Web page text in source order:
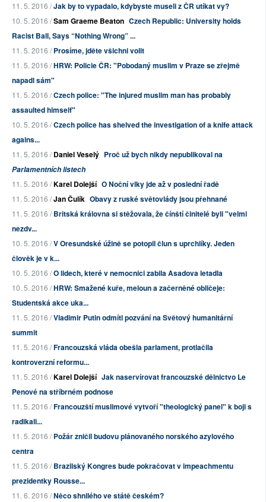
11. 5. 2016 /Jak by to vypadalo, kdybyste museli z ČR utíkat vy?
10. 5. 2016 /Sam Graeme Beaton Czech Republic: University holds
Racist Ball, Says “Nothing Wrong” ...
11. 5. 2016 /Prosíme, jděte všichni volit
11. 5. 2016 /HRW: Policie ČR: "Pobodaný muslim v Praze se zřejmě
napadl sám"
11. 5. 2016 /Czech police: "The injured muslim man has probably
assaulted himself"
10. 5. 2016 /Czech police has shelved the investigation of a knife attack
agains...
11. 5. 2016 /Daniel Veselý Proč už bych nikdy nepublikoval na
Parlamentních listech
11. 5. 2016 /Karel Dolejší O Noční vlky jde až v poslední řadě
11. 5. 2016 /Jan Čulík Obavy z ruské světovlády jsou přehnané
11. 5. 2016 /Britská královna si stěžovala, že čínští činitelé byli "velmi
nezdv...
10. 5. 2016 /V Oresundské úžině se potopil člun s uprchlíky. Jeden
člověk je v k...
10. 5. 2016 /O lidech, které v nemocnici zabila Asadova letadla
10. 5. 2016 /HRW: Smažené kuře, meloun a začerněné obličeje:
Studentská akce uka...
11. 5. 2016 /Vladimir Putin odmítl pozvání na Světový humanitární
summit
11. 5. 2016 /Francouzská vláda obešla parlament, protlačila
kontroverzní reformu...
11. 5. 2016 /Karel Dolejší Jak naservírovat francouzské dělnictvo Le
Penové na stříbrném podnose
11. 5. 2016 /Francouzští muslimové vytvoří "theologický panel" k boji s
radikali...
11. 5. 2016 /Požár zničil budovu plánovaného norského azylového
centra
11. 5. 2016 /Brazilský Kongres bude pokračovat v impeachmentu
prezidentky Rousse...
11. 6. 2016 /Něco shnilého ve státě českém?